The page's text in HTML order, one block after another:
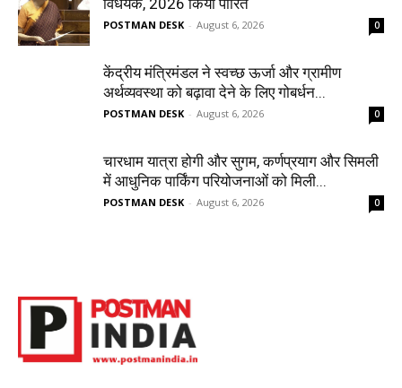
विधेयक, 2026 किया पारित
POSTMAN DESK - August 6, 2026 0
केंद्रीय मंत्रिमंडल ने स्वच्छ ऊर्जा और ग्रामीण
अर्थव्यवस्था को बढ़ावा देने के लिए गोबर्धन...
POSTMAN DESK - August 6, 2026 0
चारधाम यात्रा होगी और सुगम, कर्णप्रयाग और सिमली
में आधुनिक पार्किंग परियोजनाओं को मिली...
POSTMAN DESK - August 6, 2026 0